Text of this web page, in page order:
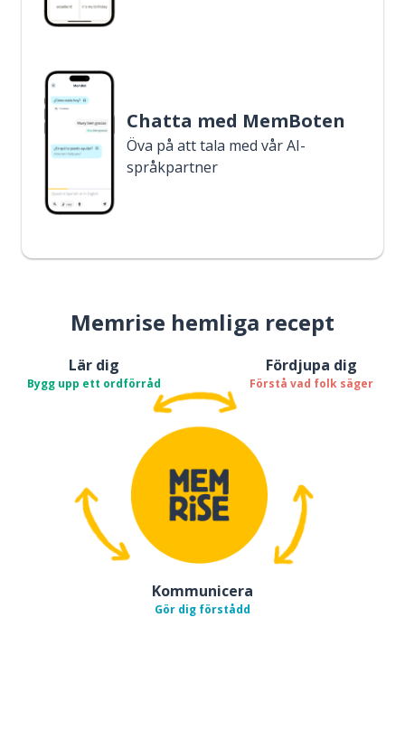
Chatta med MemBoten
Öva på att tala med vår AI-
språkpartner
Memrise hemliga recept
Lär dig
Bygg upp ett ordförråd
Fördjupa dig
Förstå vad folk säger
Kommunicera
Gör dig förstådd